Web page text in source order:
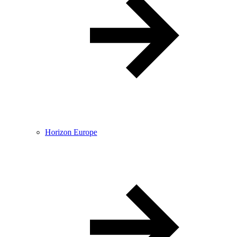
Horizon Europe